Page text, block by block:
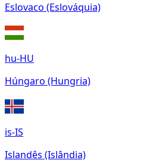
Eslovaco (Eslováquia)
hu-HU
Húngaro (Hungria)
is-IS
Islandês (Islândia)